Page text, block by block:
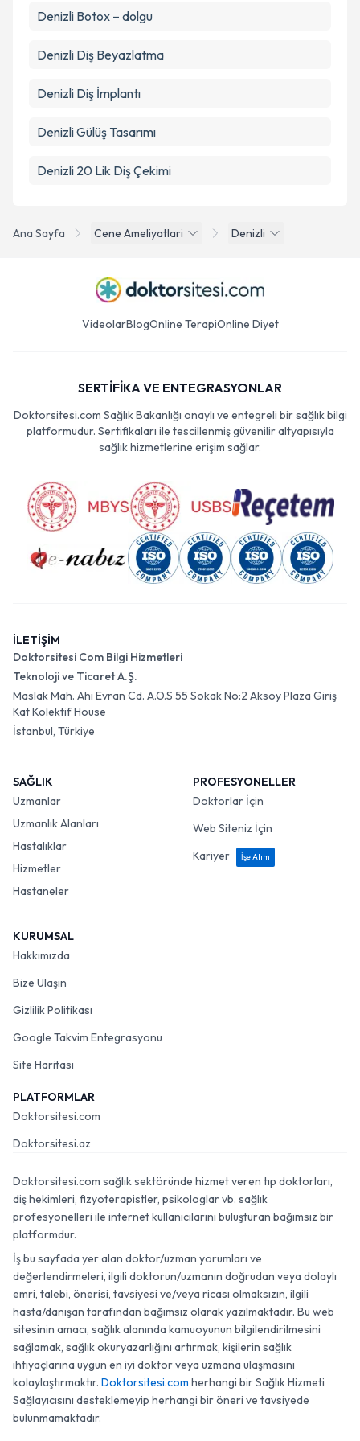
Ana Sayfa Cene Ameliyatlari Denizli
Denizli Botox – dolgu
Denizli Diş Beyazlatma
Denizli Diş İmplantı
Denizli Gülüş Tasarımı
Denizli 20 Lik Diş Çekimi
VideolarBlogOnline TerapiOnline Diyet
SERTİFİKA VE ENTEGRASYONLAR
Doktorsitesi.com Sağlık Bakanlığı onaylı ve entegreli bir sağlık bilgi
platformudur. Sertifikaları ile tescillenmiş güvenilir altyapısıyla
sağlık hizmetlerine erişim sağlar.
İLETİŞİM
Doktorsitesi Com Bilgi Hizmetleri
Teknoloji ve Ticaret A.Ş.
Maslak Mah. Ahi Evran Cd. A.O.S 55 Sokak No:2 Aksoy Plaza Giriş
Kat Kolektif House
İstanbul, Türkiye
SAĞLIK
Uzmanlar
Uzmanlık Alanları
Hastalıklar
Hizmetler
Hastaneler
PROFESYONELLER
Doktorlar İçin
Web Siteniz İçin
Kariyer
İşe Alım
KURUMSAL
Hakkımızda
Bize Ulaşın
Gizlilik Politikası
Google Takvim Entegrasyonu
Site Haritası
PLATFORMLAR
Doktorsitesi.com
Doktorsitesi.az
Doktorsitesi.com sağlık sektöründe hizmet veren tıp doktorları,
diş hekimleri, fizyoterapistler, psikologlar vb. sağlık
profesyonelleri ile internet kullanıcılarını buluşturan bağımsız bir
platformdur.
İş bu sayfada yer alan doktor/uzman yorumları ve
değerlendirmeleri, ilgili doktorun/uzmanın doğrudan veya dolaylı
emri, talebi, önerisi, tavsiyesi ve/veya ricası olmaksızın, ilgili
hasta/danışan tarafından bağımsız olarak yazılmaktadır. Bu web
sitesinin amacı, sağlık alanında kamuoyunun bilgilendirilmesini
sağlamak, sağlık okuryazarlığını artırmak, kişilerin sağlık
ihtiyaçlarına uygun en iyi doktor veya uzmana ulaşmasını
kolaylaştırmaktır. Doktorsitesi.com herhangi bir Sağlık Hizmeti
Sağlayıcısını desteklemeyip herhangi bir öneri ve tavsiyede
bulunmamaktadır.